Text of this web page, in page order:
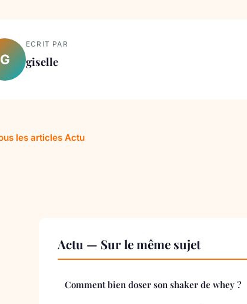
G
ECRIT PAR
giselle
les articles Actu
Actu — Sur le même sujet
Comment bien doser son shaker de whey ?